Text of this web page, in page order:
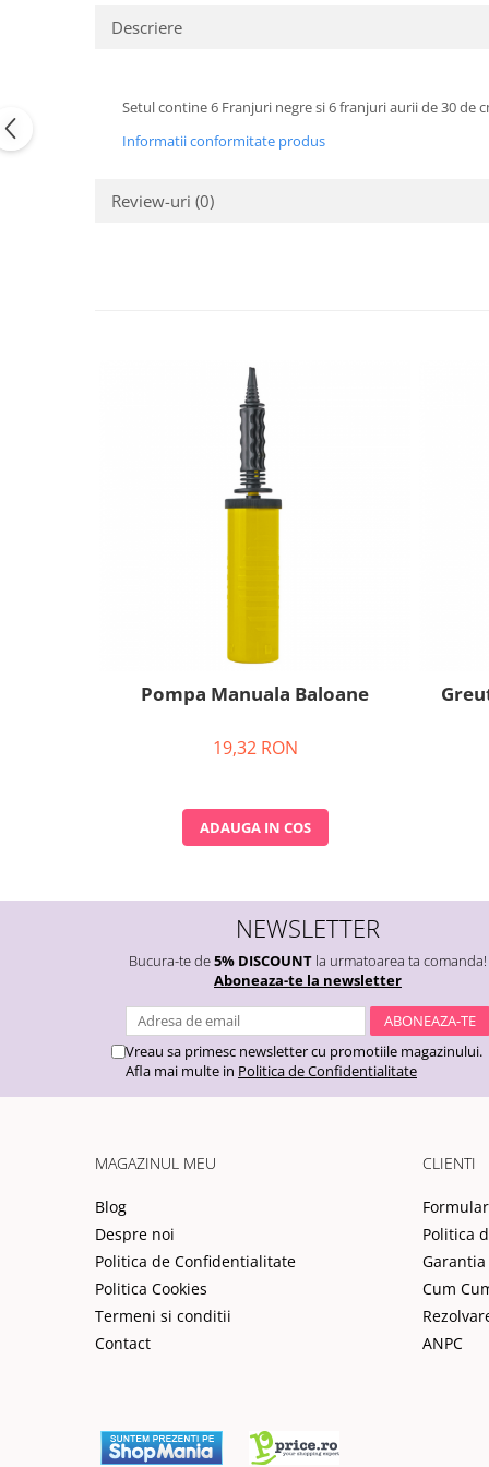
Petrecere Disco
Summer Party
Petrecere 30 ani
Descriere
Setul contine 6 Franjuri negre si 6 franjuri aurii de 30 de
Informatii conformitate produs
Review-uri (0)
Pompa Manuala Baloane
19,32 RON
ADAUGA IN COS
NEWSLETTER
Bucura-te de5% DISCOUNT la urmatoarea ta comanda!
Aboneaza-te la newsletter
Vreau sa primesc newsletter cu promotiile magazinului.
Afla mai multe in Politica de Confidentialitate
MAGAZINUL MEU
Blog
Despre noi
Politica de Confidentialitate
Politica Cookies
Termeni si conditii
Contact
CLIENTI
Politica
Cum
ANPC